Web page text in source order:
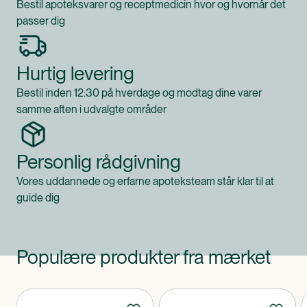
hældt ud af flasken, skal dækkes godt til og anvendes
inden for 6 timer ved opbevaring ved stuetemperatur.
UHT-behandlet. Pakket i en beskyttende atmosfære.
Vær opmærksom på
Resource Ultra er en fødevare til særlige medicinske
formål og skal anvendes under lægelig overvågning.
Beregnet til voksne og børn fra 14 år, ifølge anbefaling
fra læge eller diætist.
Klassificeret som
Produktet klassificeres som en fødevare til særlige
medicinske formål.
Bestil apoteksvarer og receptmedicin hvor og hvornår det
passer dig
Hurtig levering
Bestil inden 12:30 på hverdage og modtag dine varer
samme aften i udvalgte områder
Personlig rådgivning
Vores uddannede og erfarne apoteksteam står klar til at
guide dig
Populære produkter fra mærket
Produkter